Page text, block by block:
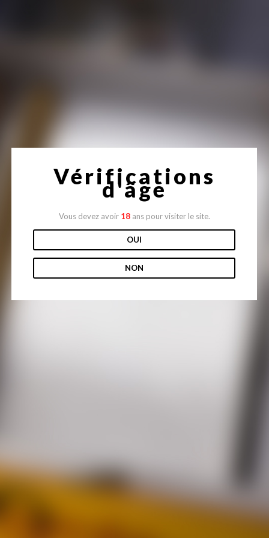
Vérifications
d'âge
Vous devez avoir 18ans pour visiter le site.
OUI
NON